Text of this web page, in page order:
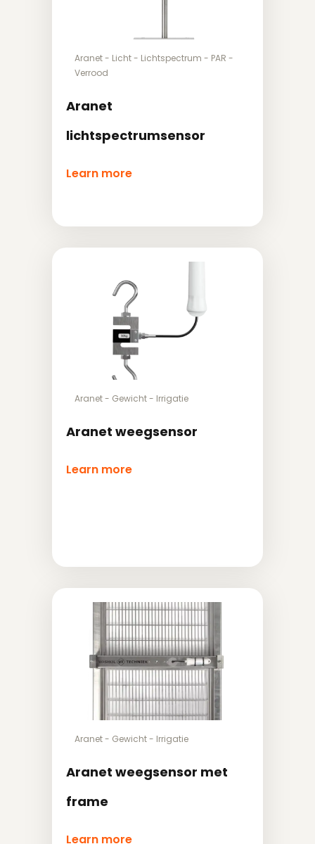
Aranet- Licht- Lichtspectrum - PAR -
Verrood
Aranet
lichtspectrumsensor
Learn more
Aranet- Gewicht- Irrigatie
Aranet weegsensor
Learn more
Aranet- Gewicht- Irrigatie
Aranet weegsensor met
frame
Learn more